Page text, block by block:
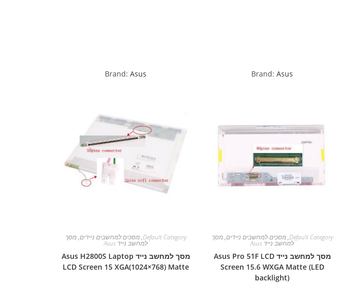
Brand: Asus
Default Category
,מסכים למחשבים ניידים,מסך
למחשב נייד Asus
מסך למחשב נייד Asus Pro 51F LCD
Screen 15.6 WXGA Matte (LED
backlight)
Brand: Asus
Default Category
,מסכים למחשבים ניידים,מסך
למחשב נייד Asus
מסך למחשב נייד Asus H2800S Laptop
LCD Screen 15 XGA(1024×768) Matte